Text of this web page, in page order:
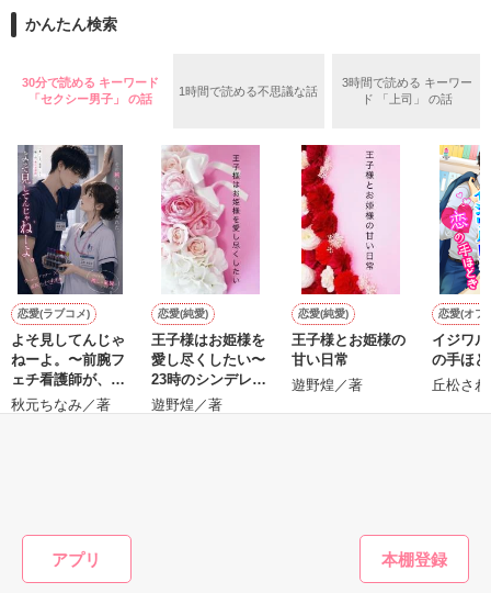
アプリ
2018,04,12 マカロン文庫として発売していただくことができま
した。
°˖✧◝(⁰▿⁰)◜✧˖°
素敵なレビューをいただきました！ありがとうございます！！
作品を読む
家を守るため、ただひとり
国を追われた令嬢エスター。
美しく獰猛な獣だった。
＊＊
冷酷な獣と噂される孤高の陛下
ラヴィス＝ベルナルド
×
悪役令嬢として追放された純真な娘
エスター＝ランジェット
＊＊
ある理由から婚約者を演じるよう命じられ
エスターは仮初めの寵愛を受けることに。
かんたん検索
30分で読める キーワード
「セクシー男子」 の話
1時間で読める不思議な話
3時間で読める キーワー
ド 「上司」 の話
恋愛(ラブコメ)
よそ見してんじゃ
ねーよ。〜前腕フ
ェチ看護師が、ク
ールな外科医の独
秋元ちなみ／著
恋愛(純愛)
王子様はお姫様を
愛し尽くしたい〜
23時のシンデレラ
短編〜
遊野煌／著
恋愛(純愛)
王子様とお姫様の
甘い日常
遊野煌／著
恋愛(オフ
イジワ
の手ほ
丘松さ